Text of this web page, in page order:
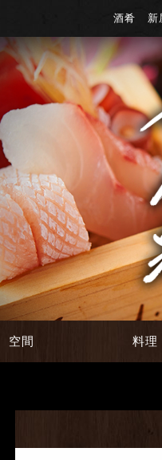
酒肴 新
空間 料理